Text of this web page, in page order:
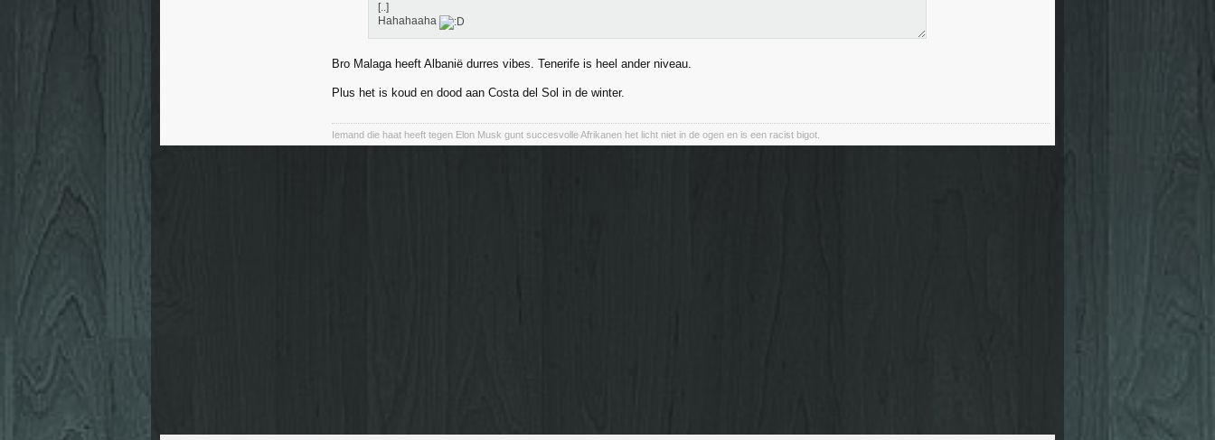
[..]
Hahahaaha
Bro Malaga heeft Albanië durres vibes. Tenerife is heel ander niveau.
Plus het is koud en dood aan Costa del Sol in de winter.
Iemand die haat heeft tegen Elon Musk gunt succesvolle Afrikanen het licht niet in de ogen en is een racist bigot.